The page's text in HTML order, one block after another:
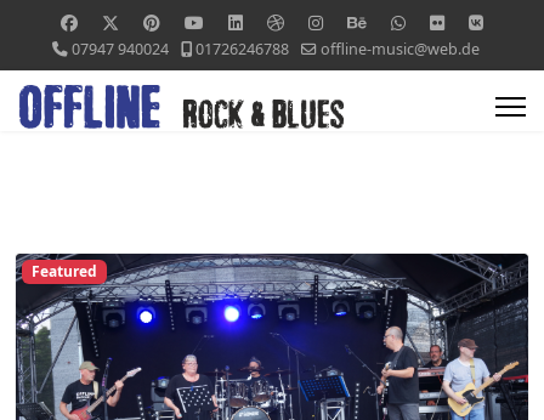
07947 940024 01726246788 offline-music@web.de
Featured